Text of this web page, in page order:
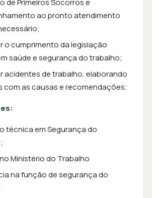
de Primeiros Socorros e
ao pronto atendimento
o cumprimento da legislação
saúde e segurança do trabalho;
acidentes de trabalho, elaborando
com as causas e recomendações;
técnica em Segurança do
Ministério do Trabalho
na função de segurança do